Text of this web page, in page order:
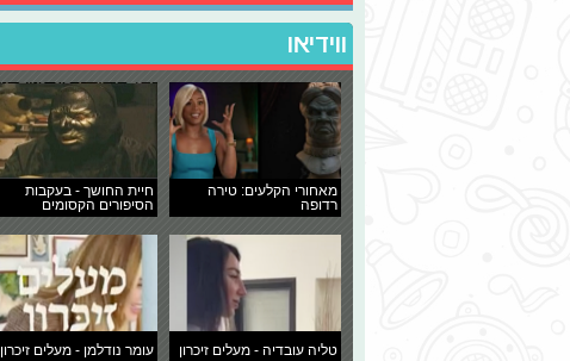
ווידיאו
מאחורי הקלעים: טירה
רדופה
חיית החושך - בעקבות
הסיפורים הקסומים
טליה עובדיה - מעלים זיכרון עומר נודלמן - מעלים זיכרון